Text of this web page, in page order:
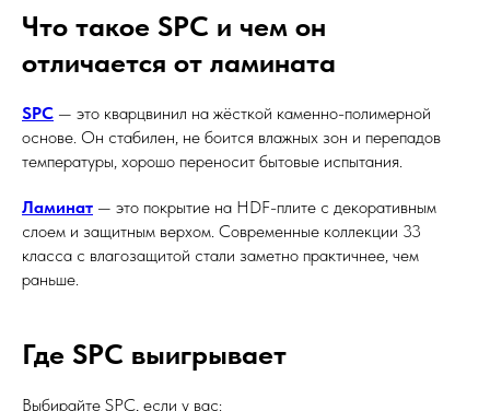
Что такое SPC и чем он
отличается от ламината
SPC — это кварцвинил на жёсткой каменно-полимерной
основе. Он стабилен, не боится влажных зон и перепадов
температуры, хорошо переносит бытовые испытания.
Ламинат — это покрытие на HDF-плите с декоративным
слоем и защитным верхом. Современные коллекции 33
класса с влагозащитой стали заметно практичнее, чем
раньше.
Где SPC выигрывает
Выбирайте SPC, если у вас: